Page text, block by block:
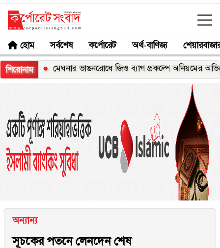
হোম সর্বশেষ কর্পোরেট অর্থ-বাণিজ্য
শিরোনামমেঘনার ভাঙনরোধে জিও ব্যাগ প্রকল্পে অনিয়মের অভিযোগ,
অন্যান্য
সূচকের পতনে লেনদেন শেষ